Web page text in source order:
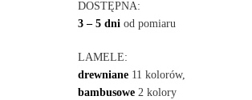
DOSTĘPNA:
3 – 5 dniod pomiaru
LAMELE:
drewniane11 kolorów,
bambusowe2 kolory